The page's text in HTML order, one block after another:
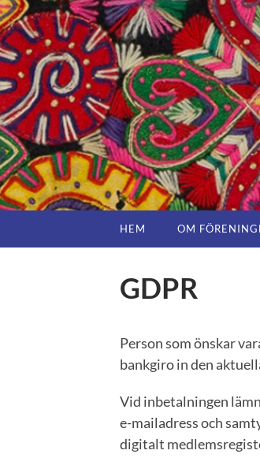
HEM OM
GDPR
Person som önskar
bankgiro in den
Vid inbetalningen
e-mailadress och
digitalt